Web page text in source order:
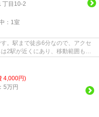
丁目10-2
： 1室
。駅まで徒歩6分なので、アクセ
2駅が近くにあり、移動範囲も広
4,000円)
5万円